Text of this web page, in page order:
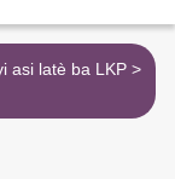
Fòs a péyi asi latè ba LKP >